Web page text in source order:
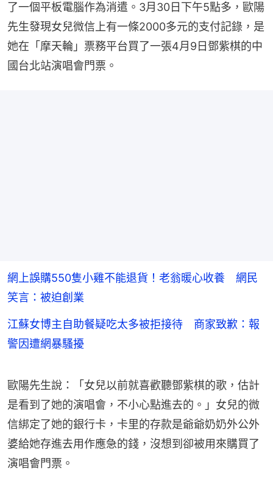
了一個平板電腦作為消遣。3月30日下午5點多，歐陽
先生發現女兒微信上有一條2000多元的支付記錄，是
她在「摩天輪」票務平台買了一張4月9日鄧紫棋的中
國台北站演唱會門票。
網上誤購550隻小雞不能退貨！老翁暖心收養 網民
笑言：被迫創業
江蘇女博主自助餐疑吃太多被拒接待 商家致歉：報
警因遭網暴騷擾
歐陽先生說：「女兒以前就喜歡聽鄧紫棋的歌，估計
是看到了她的演唱會，不小心點進去的。」女兒的微
信綁定了她的銀行卡，卡里的存款是爺爺奶奶外公外
婆給她存進去用作應急的錢，沒想到卻被用來購買了
演唱會門票。